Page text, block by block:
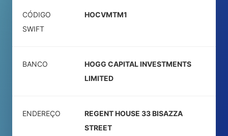
CÓDIGO
SWIFT
HOCVMTM1
BANCO
HOGG CAPITAL INVESTMENTS
LIMITED
ENDEREÇO
REGENT HOUSE 33 BISAZZA
STREET